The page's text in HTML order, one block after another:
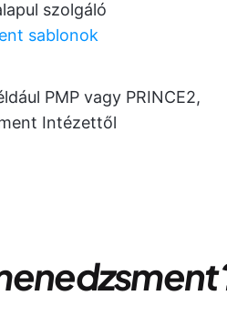
szolgáló
sablonok
PMP vagy PRINCE2,
Intézettől